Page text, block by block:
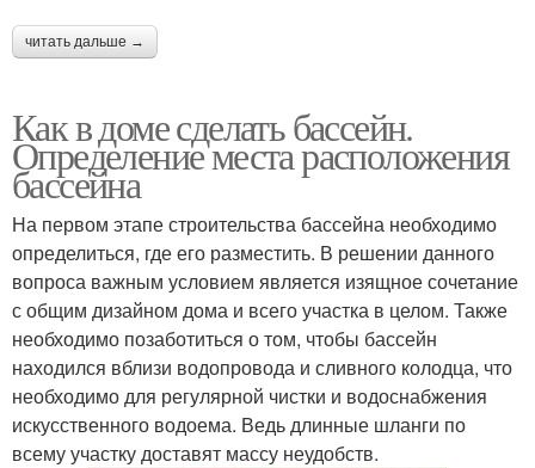
читать дальше →
Как в доме сделать бассейн.
Определение места расположения
бассейна
На первом этапе строительства бассейна необходимо
определиться, где его разместить. В решении данного
вопроса важным условием является изящное сочетание
с общим дизайном дома и всего участка в целом. Также
необходимо позаботиться о том, чтобы бассейн
находился вблизи водопровода и сливного колодца, что
необходимо для регулярной чистки и водоснабжения
искусственного водоема. Ведь длинные шланги по
всему участку доставят массу неудобств.